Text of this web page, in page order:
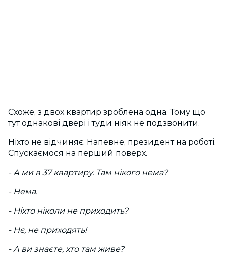
Схоже, з двох квартир зроблена одна. Тому що
тут однакові двері і туди ніяк не подзвонити.
Ніхто не відчиняє. Напевне, президент на роботі.
Спускаємося на перший поверх.
- А ми в 37 квартиру. Там нікого нема?
- Нема.
- Ніхто ніколи не приходить?
- Нє, не приходять!
- А ви знаєте, хто там живе?